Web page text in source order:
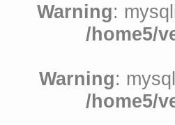
Warning:
/home5/
Warning:
/home5/